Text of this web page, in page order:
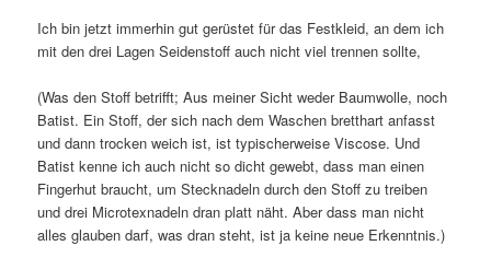
Ich bin jetzt immerhin gut gerüstet für das Festkleid, an dem ich
mit den drei Lagen Seidenstoff auch nicht viel trennen sollte,
(Was den Stoff betrifft; Aus meiner Sicht weder Baumwolle, noch
Batist. Ein Stoff, der sich nach dem Waschen bretthart anfasst
und dann trocken weich ist, ist typischerweise Viscose. Und
Batist kenne ich auch nicht so dicht gewebt, dass man einen
Fingerhut braucht, um Stecknadeln durch den Stoff zu treiben
und drei Microtexnadeln dran platt näht. Aber dass man nicht
alles glauben darf, was dran steht, ist ja keine neue Erkenntnis.)